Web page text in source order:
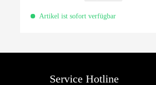
Artikel ist sofort verfügbar
Service Hotline